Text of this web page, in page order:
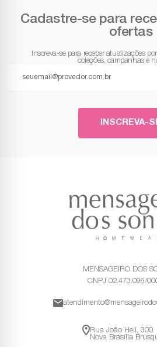
Cadastre-se para
ofertas
Inscreva-se para receber atualizações
coleções, campanhas e
INSCREVA-
MENSAGEIRO DOS
CNPJ 02.473.096/
Rua João Heil, 300
Nova Brasília